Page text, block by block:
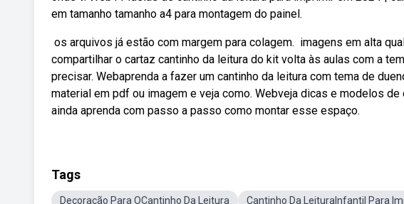
em tamanho tamanho a4 para montagem do painel.
os arquivos já estão com margem para colagem. ️ imagens em alta
compartilhar o cartaz cantinho da leitura do kit volta às aulas com a
precisar. Webaprenda a fazer um cantinho da leitura com tema de
material em pdf ou imagem e veja como. Webveja dicas e modelos
ainda aprenda com passo a passo como montar esse espaço.
Tags
Decoração Para OCantinho Da Leitura Cantinho Da LeituraInfantil Para